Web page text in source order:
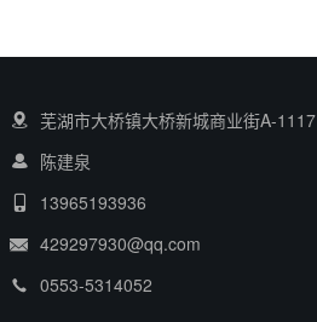
芜湖市大桥镇大桥新城商业街A-1117
陈建泉
13965193936
429297930@qq.com
0553-5314052